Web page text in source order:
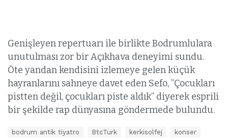
Genişleyen repertuarı ile birlikte Bodrumlulara
unutulması zor bir Açıkhava deneyimi sundu.
Öte yandan kendisini izlemeye gelen küçük
hayranlarını sahneye davet eden Sefo, ”Çocukları
pistten değil, çocukları piste aldık” diyerek esprili
bir şekilde rap dünyasına göndermede bulundu.
bodrum antik tiyatro BtcTurk kerkisolfej
konser